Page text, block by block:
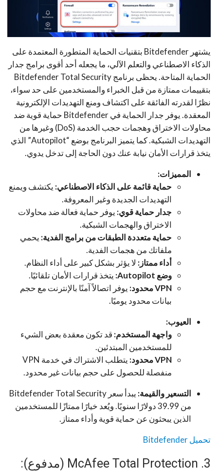
يشتهر Bitdefender بتقنيات الحماية المتطورة المعتمدة على
الذكاء الاصطناعي والتعلم الآلي، ما يجعله أحد أقوى برامج جدار
الحماية المتاحة. يحظى برنامج Bitdefender Total Security
بتقييمات ممتازة من قبل الخبراء والمستخدمين على حد سواء،
نظرًا لقدرته الفائقة على اكتشاف ومنع التهديدات الإلكترونية
المعقدة. يوفر جدار الحماية في Bitdefender حماية قوية ضد
محاولات الاختراق وهجمات حجب الخدمة (DoS) وغيرها من
التهديدات الشبكية. كما يتميز البرنامج بوضع “Autopilot” الذي
يتخذ قرارات الأمان نيابة عنك دون الحاجة إلى تدخل يدوي.
المميزات:
حماية قائمة على الذكاء الاصطناعي: يكتشف ويمنع
التهديدات الجديدة وغير المعروفة.
جدار حماية قوي: يوفر حماية فعالة ضد محاولات
الاختراق والهجمات الشبكية.
حماية متعددة الطبقات من برامج الفدية: يحمي
ملفاتك من هجمات الفدية.
أداء ممتاز: لا يؤثر بشكل كبير على أداء النظام.
وضع Autopilot:
يتخذ قرارات الأمان تلقائيًا.
VPN محدود:
يوفر اتصالاً آمنًا بالإنترنت مع حجم
بيانات محدود يوميًا.
العيوب:
واجهة المستخدم: قد تكون معقدة بعض الشيء
للمستخدمين المبتدئين.
VPN محدود:
يتطلب الاشتراك في خدمة VPN
منفصلة للحصول على حجم بيانات غير محدود.
التسعير والقيمة:
يبدأ سعر Bitdefender Total Security
من 39.99 دولارًا سنويًا. ويُعد خيارًا ممتازًا للمستخدمين
الذين يبحثون عن حماية قوية وأداء ممتاز.
تحميل Bitdefender
3. McAfee Total Protection (مدفوع):